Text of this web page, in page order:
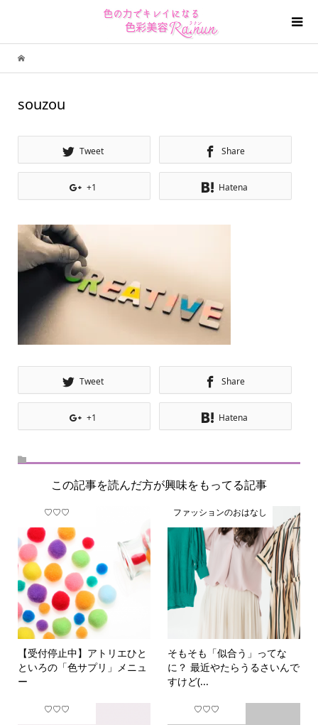
souzou
Tweet Share
+1 Hatena
Tweet Share
+1 Hatena
この記事を読んだ方が興味をもってる記事
♡♡♡
【受付停止中】アトリエひと
といろの「色サプリ」メニュ
ー
ファッションのおはなし
そもそも「似合う」ってな
に？ 最近やたらうるさいんで
すけど(...
♡♡♡ ♡♡♡